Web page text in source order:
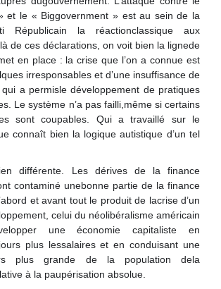
et le « Biggovernment » est au sein de la
Républicain la réactionclassique aux
de ces déclarations, on voit bien la lignede
en place : la crise que l’on a connue est
irresponsables et d’une insuffisance de
qui a permisle développement de pratiques
Le système n’a pas failli,même si certains
sont coupables. Qui a travaillé sur le
connaît bien la logique autistique d’un tel
différente. Les dérives de la finance
contaminé unebonne partie de la finance
et avant tout le produit de lacrise d’un
celui du néolibéralisme américain
une économie capitaliste en
plus lessalaires et en conduisant une
plus grande de la population dela
à la paupérisation absolue.